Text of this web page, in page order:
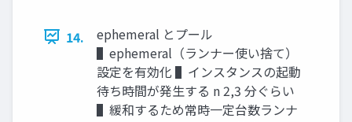
14.
ephemeral とプール
▌ephemeral（ランナー使い捨て）
設定を有効化 ▌インスタンスの起動
待ち時間が発⽣する n 2,3 分ぐらい
▌緩和するため常時⼀定台数ランナ